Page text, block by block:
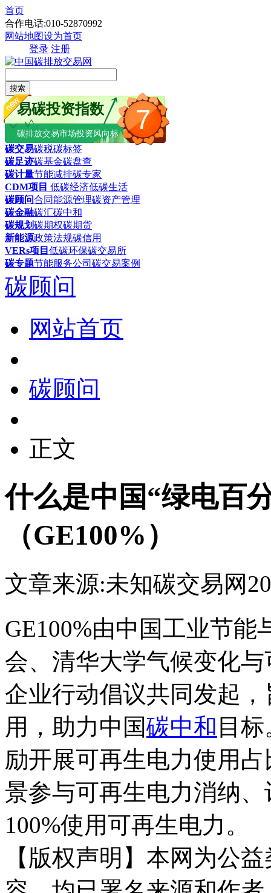
首页
合作电话:010-52870992
网站地图设为首页
登录 注册
搜索
7
易碳投资指数
碳排放交易市场投资风向标
碳交易碳税碳标签
碳足迹碳基金碳盘查
碳计量节能减排碳专家
CDM项目 低碳经济低碳生活
碳顾问合同能源管理碳资产管理
碳金融碳汇碳中和
碳规划碳期权碳期货
新能源政策法规碳信用
VERs项目 低碳环保碳交易所
碳专题节能服务公司 碳交易案例
碳顾问
网站首页
碳顾问
正文
什么是中国“绿电百
（GE100%）
文章来源:未知碳交易网
GE100%由中国工业节
会、清华大学气候变化
企业行动倡议共同发起
用，助力中国碳中和 目
励开展可再生电力使用
景参与可再生电力消纳
100%使用可再生电力。
【版权声明】本网为公